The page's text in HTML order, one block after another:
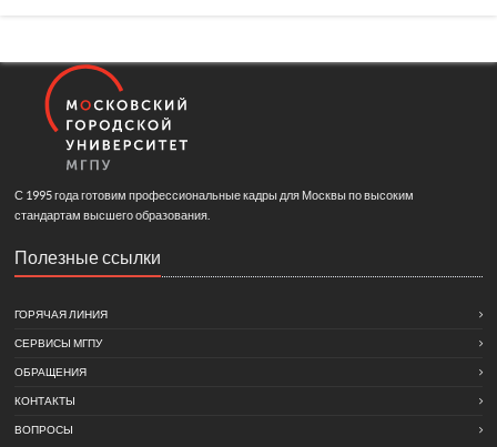
С 1995 года готовим профессиональные кадры для Москвы по высоким
стандартам высшего образования.
Полезные ссылки
ГОРЯЧАЯ ЛИНИЯ
СЕРВИСЫ МГПУ
ОБРАЩЕНИЯ
КОНТАКТЫ
ВОПРОСЫ